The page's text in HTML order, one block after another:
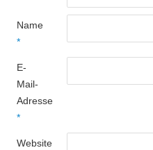
Name
*
E-
Mail-
Adresse
*
Website